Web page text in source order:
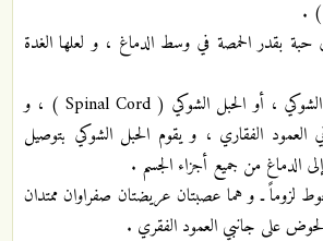
بقدر الحمصة في وسط الدماغ ، و لعلها الغدة
9- النخاع ، أي النخاع الشوكي ، أو الحبل الشوكي ( Spinal Cord ) ، و
في العمود الفقاري ، و يقوم الحبل الشوكي بتوصيل
الدماغ من جميع أجزاء الجسم .
لزوماً ـ و هما عصبتان عريضتان صفراوان ممتدان
على جانبي العمود الفقري .